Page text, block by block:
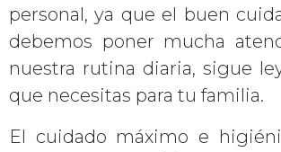
personal, ya que el buen
debemos poner mucha
nuestra rutina diaria, sigue
que necesitas para tu familia.
El cuidado máximo e